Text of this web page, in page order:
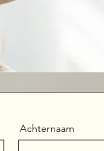
Achternaam